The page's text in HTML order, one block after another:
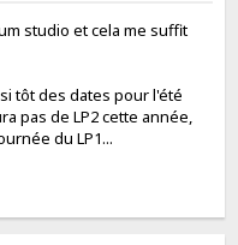
studio et cela me suffit
tôt des dates pour l'été
pas de LP2 cette année,
du LP1...